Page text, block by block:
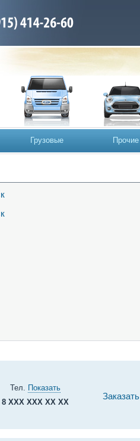
Грузовые Прочие
Тел. Показать
8 XXX XXX XX XX
Заказать